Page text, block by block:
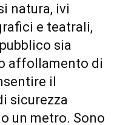
natura, ivi
e teatrali,
sia
affollamento di
il
sicurezza
un metro. Sono